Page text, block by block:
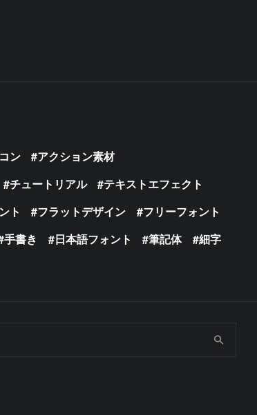
ン
アクション素材
チュートリアル
テキストエフェクト
ト フラットデザイン
フリーフォント
手書き 日本語フォント 筆記体
細字